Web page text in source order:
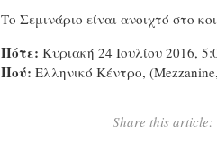
Το Σεμινάριο είναι ανοιχτό στο
Πότε: Κυριακή 24 Ιουλίου 2016,
Πού: Ελληνικό Κέντρο,
Share this article: